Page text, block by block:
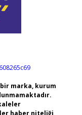
marka, kurum
haber niteliği